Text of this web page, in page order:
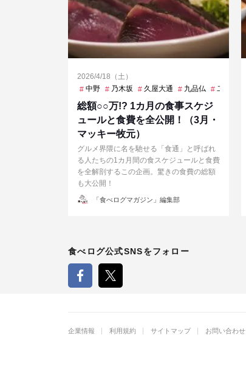
2026/4/18（土）
中野
乃木坂 久屋大通 九品仏 二重橋前
総額○○万!? 1カ月の食事スケジ
ュールと食費を全公開！（3月・
マッキー牧元）
グルメ界隈に名を馳せる「食通」と呼ばれ
る人たちの1カ月間の食スケジュールと食費
を全解剖するこの企画。驚きの食費の総額
も大公開！
投「食べログマガジン」編集部
食べログ公式SNSをフォロー
企業情報 利用規約 サイトマップ お問い合わせ